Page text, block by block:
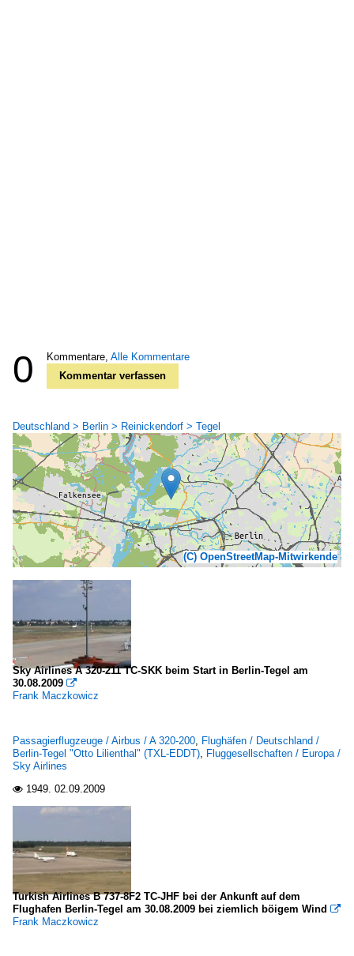
0 Kommentare, Alle Kommentare
Kommentar verfassen
Deutschland > Berlin > Reinickendorf > Tegel
(C) OpenStreetMap-Mitwirkende
Sky Airlines A 320-211 TC-SKK beim Start in Berlin-Tegel am
30.08.2009 
Frank Maczkowicz
Passagierflugzeuge / Airbus / A 320-200, Flughäfen / Deutschland /
Berlin-Tegel "Otto Lilienthal" (TXL-EDDT), Fluggesellschaften / Europa /
Sky Airlines
 1949. 02.09.2009
Turkish Airlines B 737-8F2 TC-JHF bei der Ankunft auf dem
Flughafen Berlin-Tegel am 30.08.2009 bei ziemlich böigem Wind 
Frank Maczkowicz